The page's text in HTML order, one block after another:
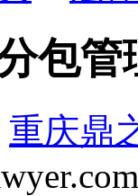
包管
重庆鼎